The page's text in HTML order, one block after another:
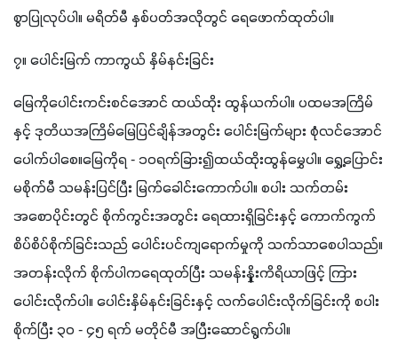
စွာပြုလုပ်ပါ။ မရိတ်မီ နှစ်ပတ်အလိုတွင် ရေဖောက်ထုတ်ပါ။
၇။ ပေါင်းမြက် ကာကွယ် နှိမ်နင်းခြင်း
မြေကိုပေါင်းကင်းစင်အောင် ထယ်ထိုး ထွန်ယက်ပါ။ ပထမအကြိမ်
နှင့် ဒုတိယအကြိမ်မြေပြင်ချိန်အတွင်း ပေါင်းမြက်များ စုံလင်အောင်
ပေါက်ပါစေ။မြေကိုရ - ၁၀ရက်ခြား၍ထယ်ထိုးထွန်မွှေပါ။ ရွှေ့ပြောင်း
မစိုက်မီ သမန်းပြင်ပြီး မြက်ခေါင်းကောက်ပါ။ စပါး သက်တမ်း
အစောပိုင်းတွင် စိုက်ကွင်းအတွင်း ရေထားရှိခြင်းနှင့် ကောက်ကွက်
စိပ်စိပ်စိုက်ခြင်းသည် ပေါင်းပင်ကျရောက်မှုကို သက်သာစေပါသည်။
အတန်းလိုက် စိုက်ပါကရေထုတ်ပြီး သမန်းနှိုးကိရိယာဖြင့် ကြား
ပေါင်းလိုက်ပါ။ ပေါင်းနှိမ်နင်းခြင်းနှင့် လက်ပေါင်းလိုက်ခြင်းကို စပါး
စိုက်ပြီး ၃၀ - ၄၅ ရက် မတိုင်မီ အပြီးဆောင်ရွက်ပါ။